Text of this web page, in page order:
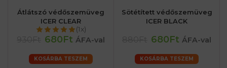
Átlátszó védőszemüveg
ICER CLEAR
(1x)
680Ft ÁFA-val
KOSÁRBA TESZEM
Sötétített védőszemüveg
ICER BLACK
680Ft ÁFA-val
KOSÁRBA TESZEM